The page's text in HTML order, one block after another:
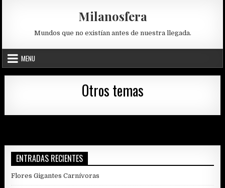
Milanosfera
Mundos que no existían antes de nuestra llegada.
MENU
Otros temas
ENTRADAS RECIENTES
Flores Gigantes Carnívoras